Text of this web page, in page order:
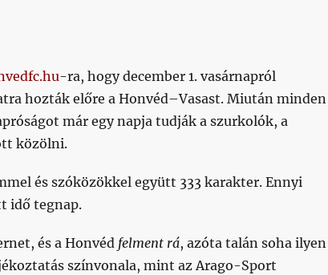
-ra, hogy december 1. vasárnapról
hozták előre a Honvéd–Vasast. Miután minden
már egy napja tudják a szurkolók, a
közölni.
és szóközökkel együtt 333 karakter. Ennyi
idő tegnap.
és a Honvéd felment rá, azóta talán soha ilyen
színvonala, mint az Arago-Sport